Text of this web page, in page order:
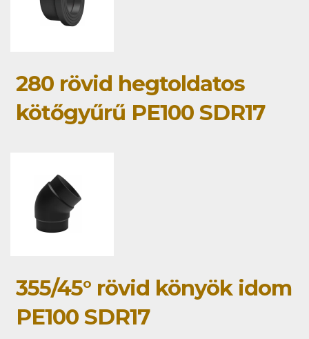
280 rövid hegtoldatos
kötőgyűrű PE100 SDR17
355/45° rövid könyök idom
PE100 SDR17